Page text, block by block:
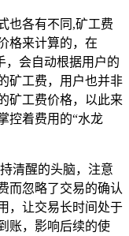
也各有不同,矿工费
格来计算的，在
，会自动根据用户的
矿工费，用户也并非
矿工费价格，以此来
控着费用的“水龙
清醒的头脑，注意
而忽略了交易的确认
，让交易长时间处于
账，影响后续的使